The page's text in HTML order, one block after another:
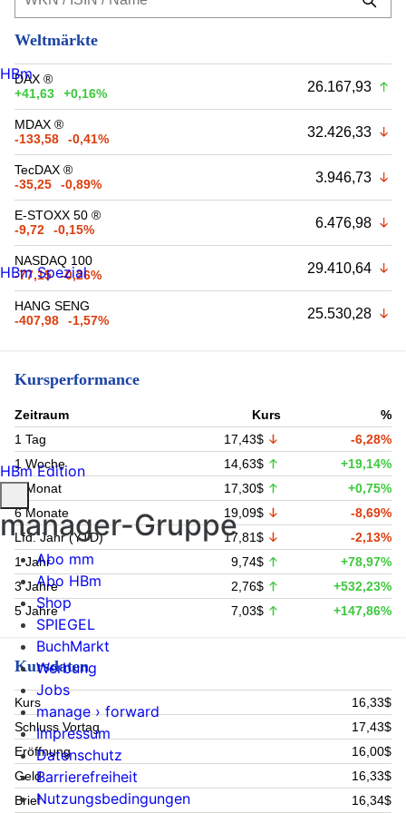
Weltmärkte
DAX ®
+41,63
+0,16% 26.167,93
MDAX ®
-133,58
-0,41% 32.426,33
TecDAX ®
-35,25
-0,89% 3.946,73
E-STOXX 50 ®
-9,72
-0,15% 6.476,98
NASDAQ 100
-77,15
-0,26% 29.410,64
HANG SENG
-407,98
-1,57% 25.530,28
Kursperformance
Zeitraum Kurs
%
1 Tag
17,43$
-6,28%
1 Woche
14,63$
+19,14%
1 Monat
17,30$
+0,75%
6 Monate
19,09$
-8,69%
Lfd. Jahr (YTD)
17,81$
-2,13%
1 Jahr
9,74$
+78,97%
3 Jahre
2,76$
+532,23%
5 Jahre
7,03$ +147,86%
Kursdaten
Kurs
16,33$
Schluss Vortag
17,43$
Eröffnung
16,00$
Geld
16,33$
Brief
16,34$
HBm
HBm Spezial
HBm Edition
manager-Gruppe
Abo mm
Abo HBm
Shop
SPIEGEL
BuchMarkt
Werbung
Jobs
manage › forward
Impressum
Datenschutz
Barrierefreiheit
Nutzungsbedingungen